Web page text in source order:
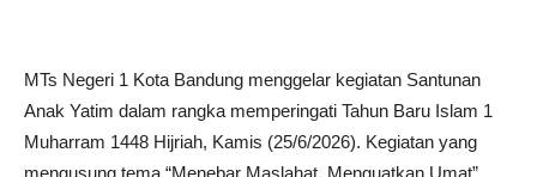
MTs Negeri 1 Kota Bandung menggelar kegiatan Santunan
Anak Yatim dalam rangka memperingati Tahun Baru Islam 1
Muharram 1448 Hijriah, Kamis (25/6/2026). Kegiatan yang
mengusung tema “Menebar Maslahat, Menguatkan Umat”